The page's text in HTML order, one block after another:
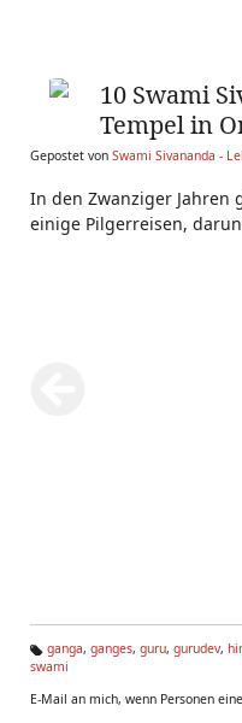
10 Swami
Tempel in
Gepostet von Swami Sivananda -
In den Zwanziger Jahren
einige Pilgerreisen,
Hier sieht man ihn im
der wichigsten indischen
Ta
s:
ganga, ganges, guru, gurudev,
swami
E-Mail an mich, wenn Personen